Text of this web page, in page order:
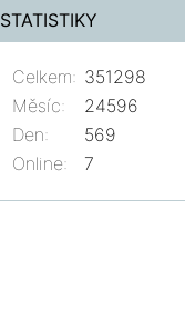
STATISTIKY
Online: 7
Celkem: 351298
Měsíc:
24596
Den:
569